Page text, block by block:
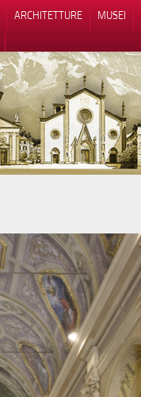
ARCHITETTURE MUSEI